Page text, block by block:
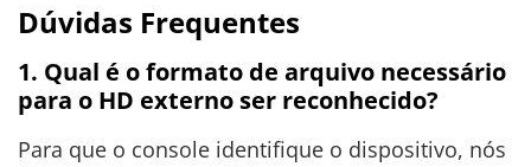
Dúvidas Frequentes
1. Qual é o formato de arquivo necessário
para o HD externo ser reconhecido?
Para que o console identifique o dispositivo, nós